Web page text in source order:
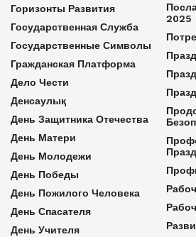
Горизонты Развития
Государственная Служба
Государственные Символы
Гражданская Платформа
Дело Чести
Денсаулық
День Защитника Отечества
День Матери
День Молодежи
День Победы
День Пожилого Человека
День Спасателя
День Учителя
2025